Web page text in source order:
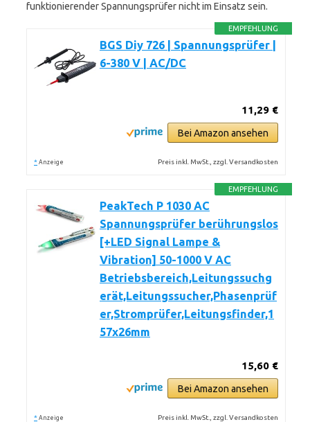
funktionierender Spannungsprüfer nicht im Einsatz sein.
EMPFEHLUNG
BGS Diy 726 | Spannungsprüfer |
6-380 V | AC/DC
11,29 €
Bei Amazon ansehen
* Anzeige Preis inkl. MwSt., zzgl. Versandkosten
EMPFEHLUNG
PeakTech P 1030 AC
Spannungsprüfer berührungslos
[+LED Signal Lampe &
Vibration] 50-1000 V AC
Betriebsbereich,Leitungssuchg
erät,Leitungssucher,Phasenprüf
er,Stromprüfer,Leitungsfinder,1
57x26mm
15,60 €
Bei Amazon ansehen
* Anzeige Preis inkl. MwSt., zzgl. Versandkosten